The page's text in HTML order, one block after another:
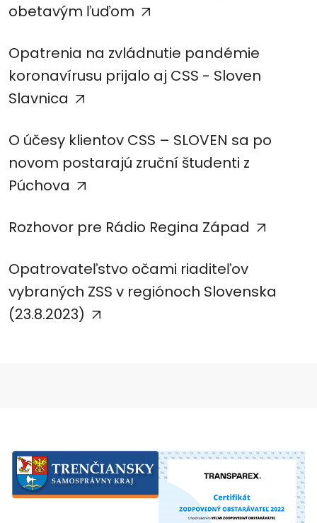
obetavým ľuďom
Opatrenia na zvládnutie pandémie
koronavírusu prijalo aj CSS - Sloven
Slavnica
O účesy klientov CSS – SLOVEN sa po
novom postarajú zruční študenti z
Púchova
Rozhovor pre Rádio Regina Západ
Opatrovateľstvo očami riaditeľov
vybraných ZSS v regiónoch Slovenska
(23.8.2023)